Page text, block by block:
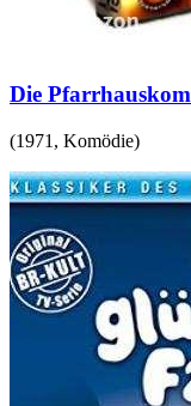
Die
(1971 , Komödie)